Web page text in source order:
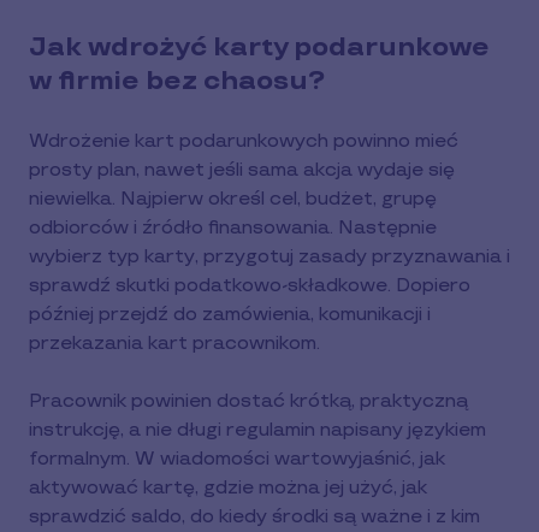
Jak wdrożyć karty podarunkowe
w firmie bez chaosu?
Wdrożenie kart podarunkowych powinno mieć
prosty plan, nawet jeśli sama akcja wydaje się
niewielka. Najpierw określ cel, budżet, grupę
odbiorców i źródło finansowania. Następnie
wybierz typ karty, przygotuj zasady przyznawania i
sprawdź skutki podatkowo-składkowe. Dopiero
później przejdź do zamówienia, komunikacji i
przekazania kart pracownikom.
Pracownik powinien dostać krótką, praktyczną
instrukcję, a nie długi regulamin napisany językiem
formalnym. W wiadomości wartowyjaśnić, jak
aktywować kartę, gdzie można jej użyć, jak
sprawdzić saldo, do kiedy środki są ważne i z kim